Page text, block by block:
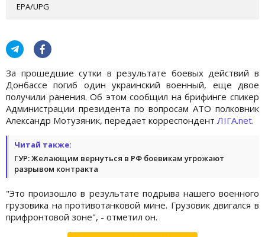
EPA/UPG
За прошедшие сутки в результате боевых действий в
Донбассе погиб один украинский военный, еще двое
получили ранения. Об этом сообщил на брифинге спикер
Администрации президента по вопросам АТО полковник
Александр Мотузяник, передает корреспондент ЛІГА.net.
Читай также:
ГУР: Желающим вернуться в РФ боевикам угрожают
разрывом контракта
"Это произошло в результате подрыва нашего военного
грузовика на противотанковой мине. Грузовик двигался в
прифронтовой зоне", - отметил он.